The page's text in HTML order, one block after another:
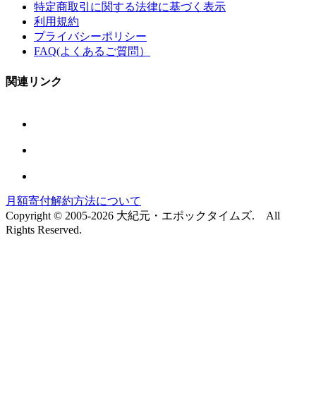
特定商取引に関する法律に基づく表示
利用規約
プライバシーポリシー
FAQ(よくあるご質問）
関連リンク
月額寄付解約方法について
Copyright © 2005-2026 大紀元・エポックタイムズ. All
Rights Reserved.